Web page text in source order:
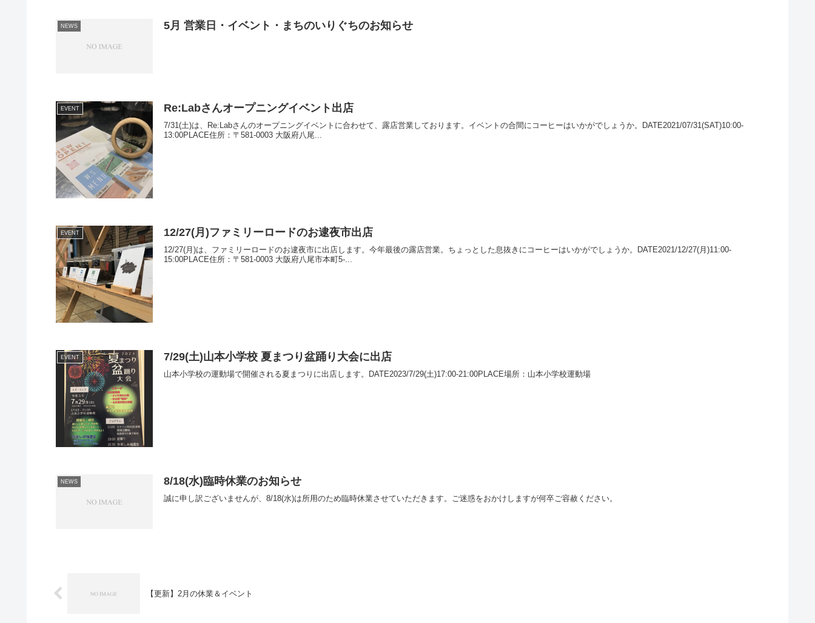
NEWS 5月 営業日・イベント・まちのいりぐちのお知らせ
EVENT Re:Labさんオープニングイベント出店
7/31(土)は、Re:Labさんのオープニングイベントに合わせて、露店営業しております。イベントの合間にコーヒーはいかがでしょうか。DATE2021/07/31(SAT)10:00-
13:00PLACE住所：〒581-0003 大阪府八尾...
EVENT 12/27(月)ファミリーロードのお逮夜市出店
12/27(月)は、ファミリーロードのお逮夜市に出店します。今年最後の露店営業。ちょっとした息抜きにコーヒーはいかがでしょうか。DATE2021/12/27(月)11:00-
15:00PLACE住所：〒581-0003 大阪府八尾市本町5-...
EVENT 7/29(土)山本小学校 夏まつり盆踊り大会に出店
山本小学校の運動場で開催される夏まつりに出店します。DATE2023/7/29(土)17:00-21:00PLACE場所：山本小学校運動場
NEWS 8/18(水)臨時休業のお知らせ
誠に申し訳ございませんが、8/18(水)は所用のため臨時休業させていただきます。ご迷惑をおかけしますが何卒ご容赦ください。
【更新】2月の休業＆イベント